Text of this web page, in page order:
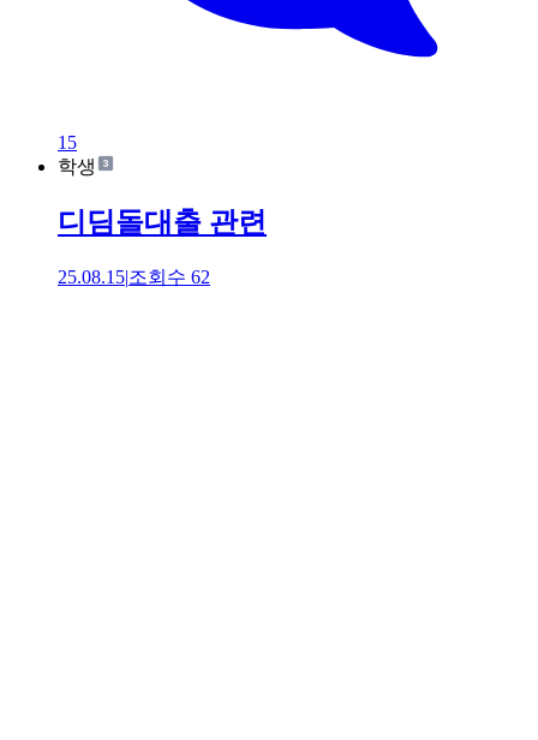
15
학생
디딤돌대출 관련
25.08.15|조회수 62